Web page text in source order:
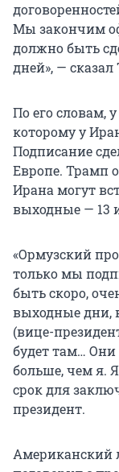
Мы закончим
должно быть
дней», —
По его словам,
которому у
Подписание
Европе. Трамп
Ирана могут
выходные — 13
«Ормузский
только мы
быть скоро,
выходные дни,
(вице-
будет там… Они
больше, чем я.
срок для
президент.
Американский